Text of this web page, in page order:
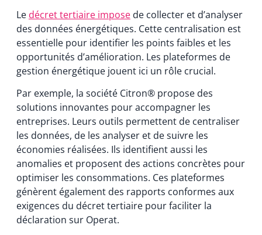
Le décret tertiaire imposede collecter et d’analyser
des données énergétiques. Cette centralisation est
essentielle pour identifier les points faibles et les
opportunités d’amélioration. Les plateformes de
gestion énergétique jouent ici un rôle crucial.
Par exemple, la société Citron® propose des
solutions innovantes pour accompagner les
entreprises. Leurs outils permettent de centraliser
les données, de les analyser et de suivre les
économies réalisées. Ils identifient aussi les
anomalies et proposent des actions concrètes pour
optimiser les consommations. Ces plateformes
génèrent également des rapports conformes aux
exigences du décret tertiaire pour faciliter la
déclaration sur Operat.